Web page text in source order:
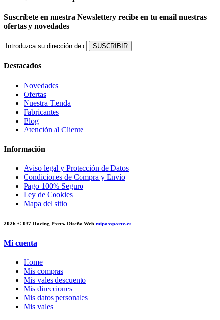
Suscríbete en nuestra Newslettery recibe en tu email nuestras
ofertas y novedades
SUSCRIBIR
Destacados
Novedades
Ofertas
Nuestra Tienda
Fabricantes
Blog
Atención al Cliente
Información
Aviso legal y Protección de Datos
Condiciones de Compra y Envío
Pago 100% Seguro
Ley de Cookies
Mapa del sitio
2026 © 037 Racing Parts. Diseño Web mipasaporte.es
Mi cuenta
Home
Mis compras
Mis vales descuento
Mis direcciones
Mis datos personales
Mis vales